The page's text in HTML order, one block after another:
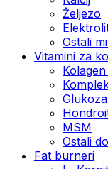
Željezo
Ostali
Vitamini za
MSM
Ostali
Fat burneri